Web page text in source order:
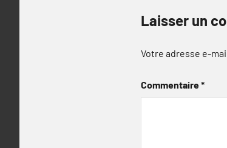
Laisser un
Votre adresse e-
Commentaire*